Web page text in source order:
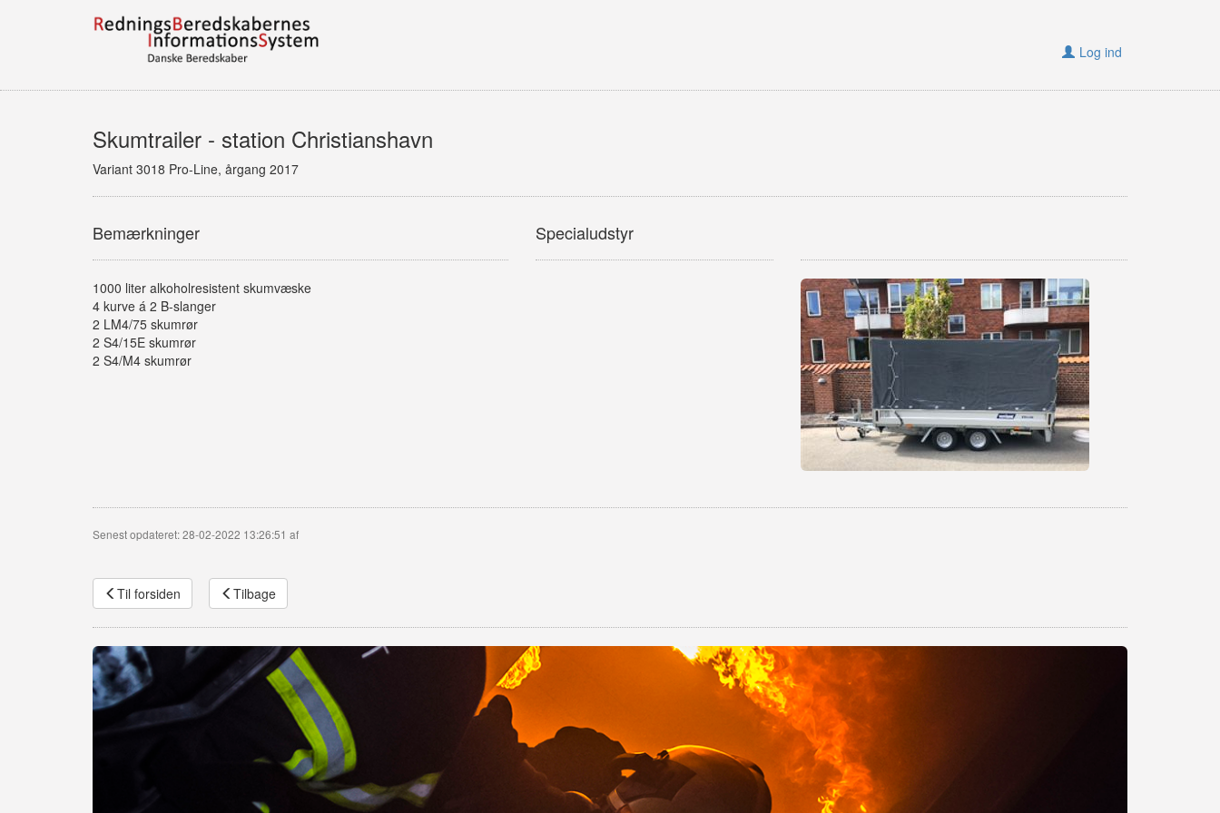
Log ind
Skumtrailer - station Christianshavn
Variant 3018 Pro-Line, årgang 2017
Bemærkninger
1000 liter alkoholresistent skumvæske
4 kurve á 2 B-slanger
2 LM4/75 skumrør
2 S4/15E skumrør
2 S4/M4 skumrør
Specialudstyr
Senest opdateret: 28-02-2022 13:26:51 af
Til forsiden Tilbage